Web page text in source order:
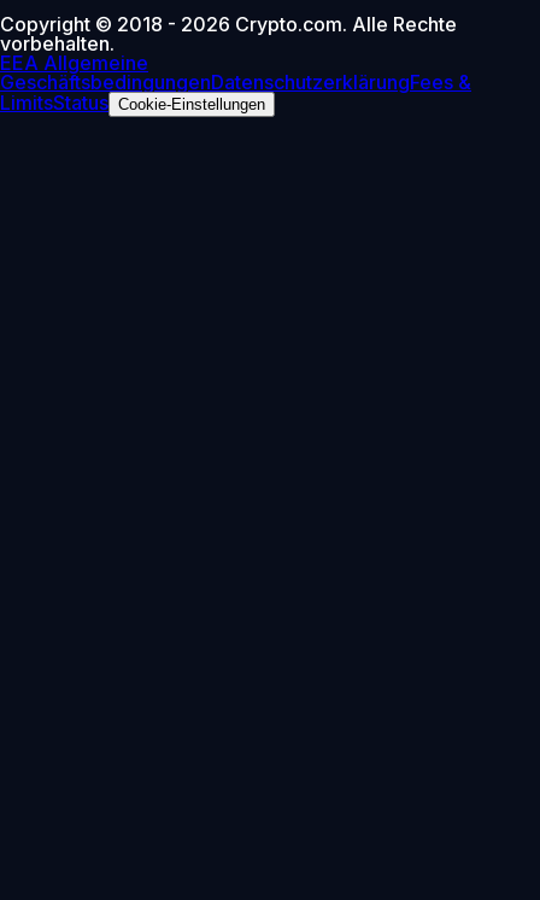
Copyright © 2018 - 2026 Crypto.com. Alle Rechte
vorbehalten.
EEA Allgemeine
GeschäftsbedingungenDatenschutzerklärungFees &
LimitsStatus Cookie-Einstellungen